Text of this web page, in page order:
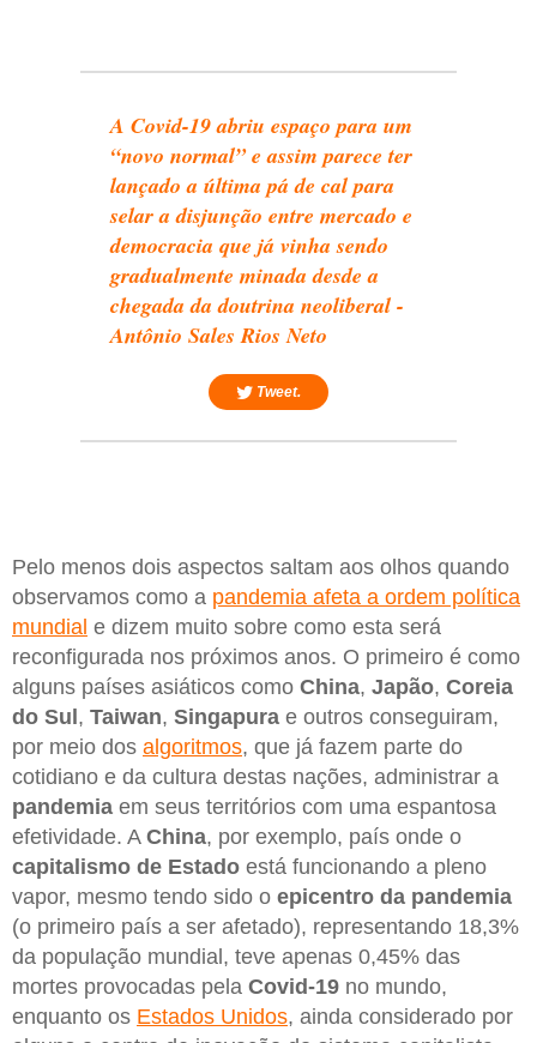
A Covid-19 abriu espaço para um
“novo normal” e assim parece ter
lançado a última pá de cal para
selar a disjunção entre mercado e
democracia que já vinha sendo
gradualmente minada desde a
chegada da doutrina neoliberal -
Antônio Sales Rios Neto
Tweet.
Pelo menos dois aspectos saltam aos olhos quando
observamos como a pandemia afeta a ordem política
mundial e dizem muito sobre como esta será
reconfigurada nos próximos anos. O primeiro é como
alguns países asiáticos como China, Japão, Coreia
do Sul, Taiwan, Singapura e outros conseguiram,
por meio dos algoritmos, que já fazem parte do
cotidiano e da cultura destas nações, administrar a
pandemia em seus territórios com uma espantosa
efetividade. A China, por exemplo, país onde o
capitalismo de Estado está funcionando a pleno
vapor, mesmo tendo sido o epicentro da pandemia
(o primeiro país a ser afetado), representando 18,3%
da população mundial, teve apenas 0,45% das
mortes provocadas pela Covid-19 no mundo,
enquanto os Estados Unidos, ainda considerado por